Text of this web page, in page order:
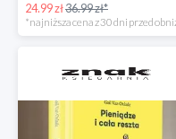
24.99 zł36.99 zł*